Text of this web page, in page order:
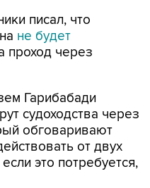
писал, что
не будет
проход через
Гарибабади
судоходства через
обговаривают
от двух
это потребуется,